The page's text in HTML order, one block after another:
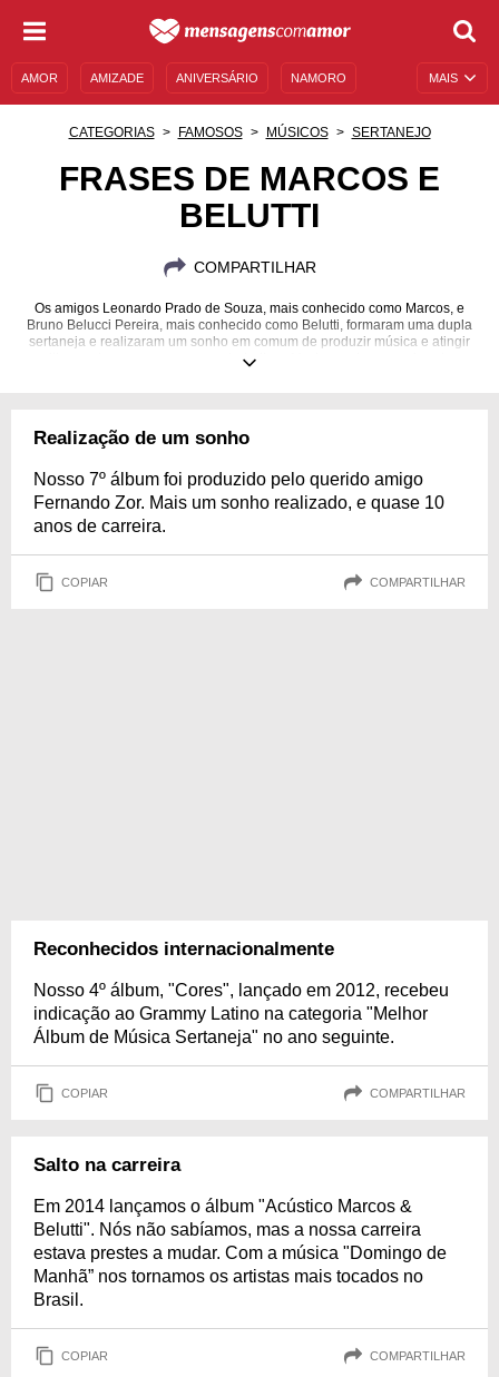
MAIS
AMOR AMIZADE ANIVERSÁRIO NAMORO
MENSAGENS DE ANIVERSÁRIO
CATEGORIAS FAMOSOS MÚSICOS SERTANEJO
FRASES DE MARCOS E
BELUTTI
COMPARTILHAR
Os amigos Leonardo Prado de Souza, mais conhecido como Marcos, e
Bruno Belucci Pereira, mais conhecido como Belutti, formaram uma dupla
sertaneja e realizaram um sonho em comum de produzir música e atingir
milhares de pessoas com seus trabalhos. Venha conhecer mais sobre
Realização de um sonho
Nosso 7º álbum foi produzido pelo querido amigo
Fernando Zor. Mais um sonho realizado, e quase 10
anos de carreira.
COPIAR COMPARTILHAR
Reconhecidos internacionalmente
Nosso 4º álbum, "Cores", lançado em 2012, recebeu
indicação ao Grammy Latino na categoria "Melhor
Álbum de Música Sertaneja" no ano seguinte.
COPIAR COMPARTILHAR
Salto na carreira
Em 2014 lançamos o álbum "Acústico Marcos &
Belutti". Nós não sabíamos, mas a nossa carreira
estava prestes a mudar. Com a música "Domingo de
Manhã” nos tornamos os artistas mais tocados no
Brasil.
COPIAR COMPARTILHAR